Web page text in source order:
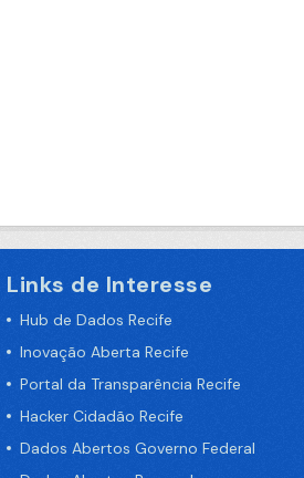
Links de Interesse
Hub de Dados Recife
Inovação Aberta Recife
Portal da Transparência Recife
Hacker Cidadão Recife
Dados Abertos Governo Federal